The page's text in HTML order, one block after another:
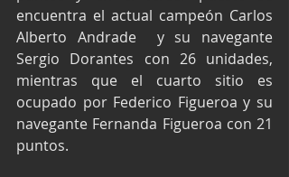
encuentra el actual campeón Carlos
Alberto Andrade  y su navegante
Sergio Dorantes con 26 unidades,
mientras que el cuarto sitio es
ocupado por Federico Figueroa y su
navegante Fernanda Figueroa con 21
puntos.